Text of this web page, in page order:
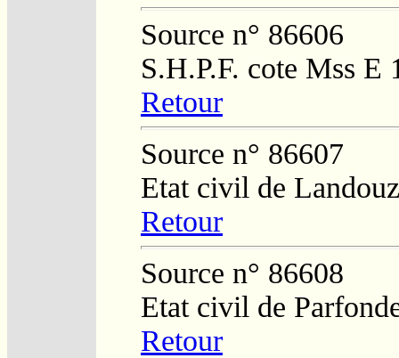
Source n° 86606
S.H.P.F. cote Mss E
Retour
Source n° 86607
Etat civil de
Retour
Source n° 86608
Etat civil de
Retour